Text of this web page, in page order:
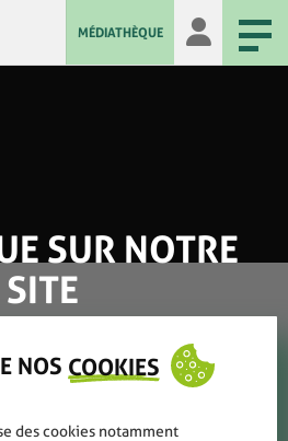
MÉDIATHÈQUE
?
SUR NOTRE
SITE
NOS COOKIES
des cookies notamment